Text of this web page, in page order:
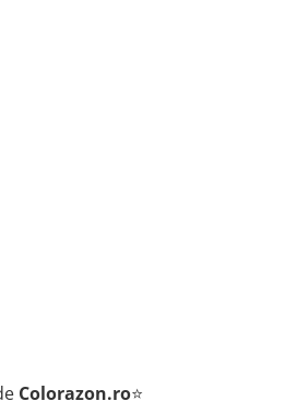
Colorazon.ro⭐